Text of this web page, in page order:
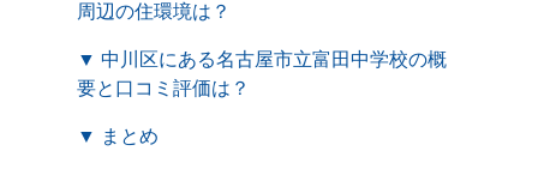
周辺の住環境は？
▼ 中川区にある名古屋市立富田中学校の概
要と口コミ評価は？
▼ まとめ